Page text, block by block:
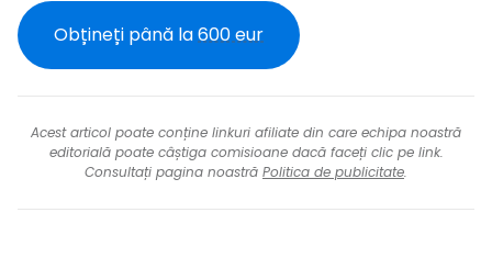
Obțineți până la600 eur
Acest articol poate conține linkuri afiliate din care echipa noastră
editorială poate câștiga comisioane dacă faceți clic pe link.
Consultați pagina noastră Politica de publicitate.